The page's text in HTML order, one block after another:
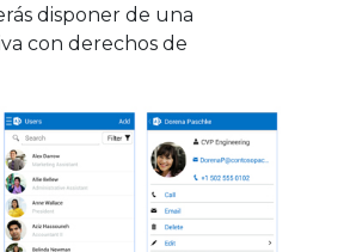
disponer de una
con derechos de